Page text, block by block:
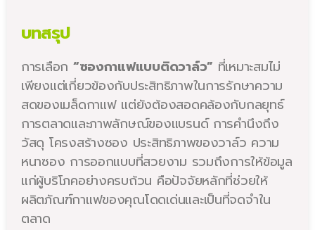
บทสรุป
การเลือก “ซองกาแฟแบบติดวาล์ว” ที่เหมาะสมไม่
เพียงแต่เกี่ยวข้องกับประสิทธิภาพในการรักษาความ
สดของเมล็ดกาแฟ แต่ยังต้องสอดคล้องกับกลยุทธ์
การตลาดและภาพลักษณ์ของแบรนด์ การคำนึงถึง
วัสดุ โครงสร้างซอง ประสิทธิภาพของวาล์ว ความ
หนาซอง การออกแบบที่สวยงาม รวมถึงการให้ข้อมูล
แก่ผู้บริโภคอย่างครบถ้วน คือปัจจัยหลักที่ช่วยให้
ผลิตภัณฑ์กาแฟของคุณโดดเด่นและเป็นที่จดจำใน
ตลาด